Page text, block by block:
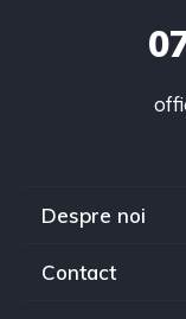
Despre noi
Contact